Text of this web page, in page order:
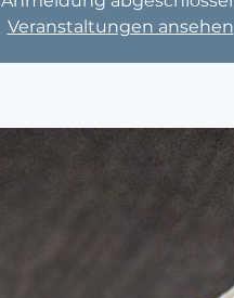
Veranstaltungen ansehen